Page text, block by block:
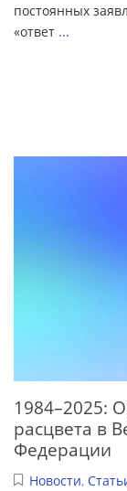
постоянных
«ответ ...
1984–2025:
расцвета в
Федерации
Новости,